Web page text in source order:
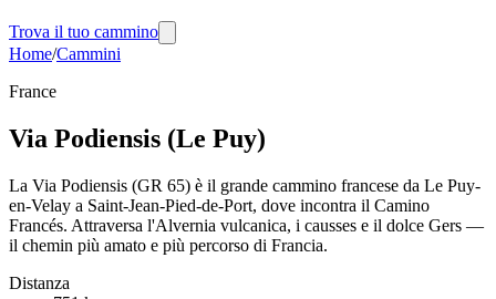
Trova il tuo cammino
Home/Cammini
France
Via Podiensis (Le Puy)
La Via Podiensis (GR 65) è il grande cammino francese da Le Puy-
en-Velay a Saint-Jean-Pied-de-Port, dove incontra il Camino
Francés. Attraversa l'Alvernia vulcanica, i causses e il dolce Gers —
il chemin più amato e più percorso di Francia.
Distanza